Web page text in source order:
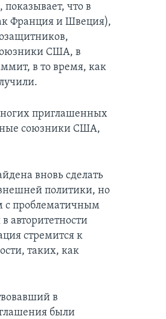
что в
Франция и Швеция),
США, в
в то время, как
приглашенных
союзники США,
вновь сделать
политики, но
с проблематичным
авторитетности
стремится к
таких, как
в
были